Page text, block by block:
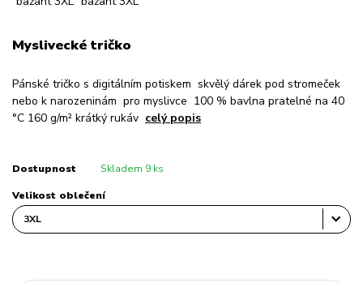
Myslivecké tričko
Pánské tričko s digitálním potiskem skvělý dárek pod stromeček
nebo k narozeninám pro myslivce 100 % bavlna pratelné na 40
°C 160 g/m² krátký rukáv celý popis
Dostupnost Skladem 9 ks
Velikost oblečení